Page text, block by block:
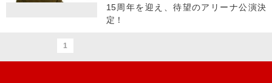
15周年を迎え、待望のアリーナ公演決
定！
1